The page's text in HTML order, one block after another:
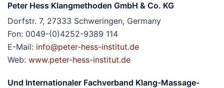
Peter Hess Klangmethoden GmbH & Co. KG
Dorfstr. 7, 27333 Schweringen, Germany
Fon: 0049-(0)4252-9389 114
E-Mail: info@peter-hess-institut.de
Web: www.peter-hess-institut.de
Und Internationaler Fachverband Klang-Massage-